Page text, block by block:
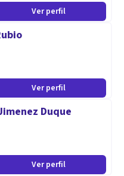
Ver perfil
Ver perfil
Duque
Ver perfil